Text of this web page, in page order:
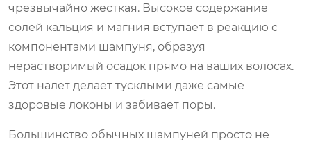
чрезвычайно жесткая. Высокое содержание
солей кальция и магния вступает в реакцию с
компонентами шампуня, образуя
нерастворимый осадок прямо на ваших волосах.
Этот налет делает тусклыми даже самые
здоровые локоны и забивает поры.
Большинство обычных шампуней просто не